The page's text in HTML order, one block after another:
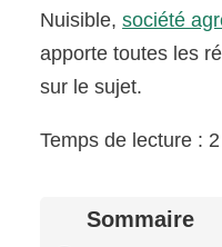
Nuisible,société
apporte toutes les
sur le sujet.
Temps de lecture :
Sommaire